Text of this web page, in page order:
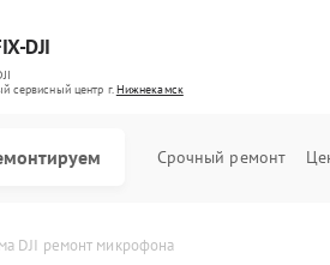
DJI
cервисный центр г.Нижнекамск
Срочный ремонт
DJI ремонт микрофона